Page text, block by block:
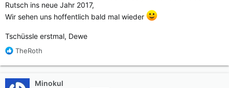
Rutsch ins neue Jahr 2017,
Wir sehen uns hoffentlich bald mal wieder
Tschüssle erstmal, Dewe
R
a
k
TheRoth
Minokul